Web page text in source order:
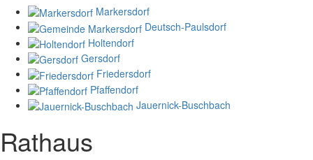
Markersdorf
Deutsch-Paulsdorf
Holtendorf
Gersdorf
Friedersdorf
Pfaffendorf
Jauernick-Buschbach
Rathaus